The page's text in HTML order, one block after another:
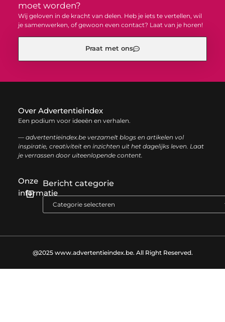
moet worden?
Wij geloven in de kracht van delen. Heb je iets te vertellen, wil
je samenwerken, of gewoon even contact? Laat van je horen!
Praat met ons
Over Advertentieindex
Een podium voor ideeën en verhalen.
— advertentieindex.be verzamelt blogs en artikelen vol
inspiratie, creativiteit en inzichten uit het dagelijks leven. Laat
je verrassen door uiteenlopende content.
Onze
informatie
Bericht categorie
@2025 www.advertentieindex.be. All Right Reserved.​